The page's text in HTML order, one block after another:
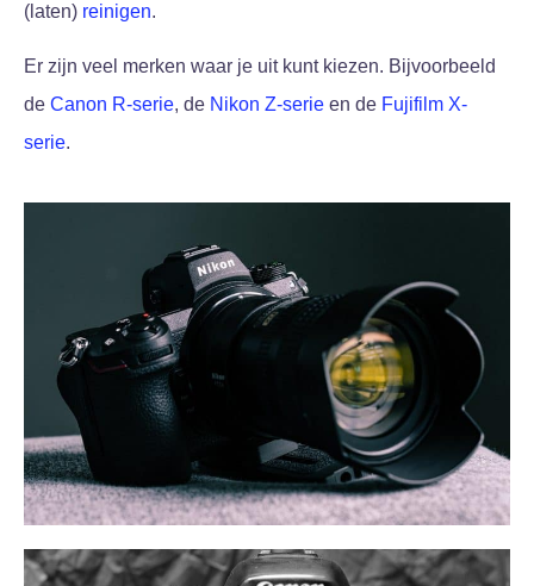
(laten) reinigen.
Er zijn veel merken waar je uit kunt kiezen. Bijvoorbeeld
de Canon R-serie, de Nikon Z-serie en de Fujifilm X-
serie.